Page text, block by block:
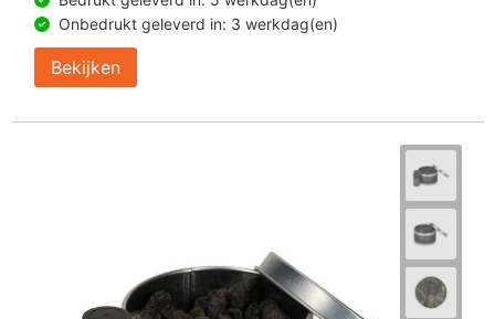
Onbedrukt geleverd in: 3 werkdag(en)
Bekijken